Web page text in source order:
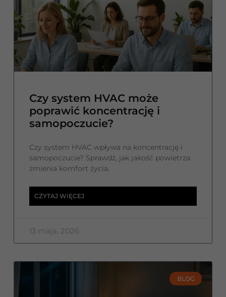
Czy system HVAC może
poprawić koncentrację i
samopoczucie?
Czy system HVAC wpływa na koncentrację i
samopoczucie? Sprawdź, jak jakość powietrza
zmienia komfort życia.
CZYTAJ WIĘCEJ
13 maja, 2026
BLOG